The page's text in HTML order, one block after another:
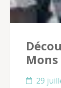
29